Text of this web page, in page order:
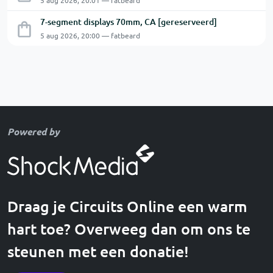
7-segment displays 70mm, CA [gereserveerd]
5 aug 2026, 20:00 — fatbeard
Powered by
Draag je Circuits Online een warm
hart toe? Overweeg dan om ons te
steunen met een donatie!